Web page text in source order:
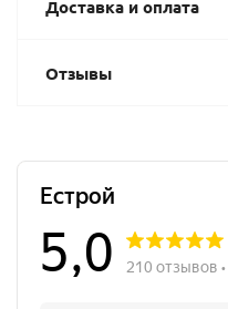
Доставка и оплата
Отзывы